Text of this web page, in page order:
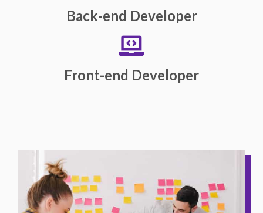
Back-end Developer
Front-end Developer